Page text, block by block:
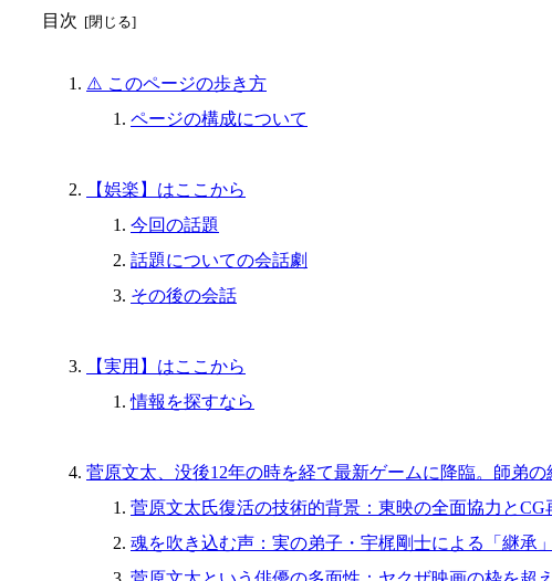
目次
⚠️ このページの歩き方
ページの構成について
【娯楽】はここから
今回の話題
話題についての会話劇
その後の会話
【実用】はここから
情報を探すなら
菅原文太、没後12年の時を経て最新ゲームに降臨。師弟
菅原文太氏復活の技術的背景：東映の全面協力とCG
魂を吹き込む声：実の弟子・宇梶剛士による「継承」